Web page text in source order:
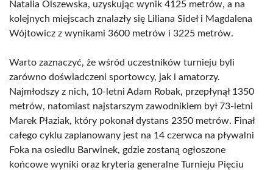
Natalia Olszewska, uzyskując wynik 4125 metrów, a na
kolejnych miejscach znalazły się Liliana Sideł i Magdalena
Wójtowicz z wynikami 3600 metrów i 3225 metrów.
Warto zaznaczyć, że wśród uczestników turnieju byli
zarówno doświadczeni sportowcy, jak i amatorzy.
Najmłodszy z nich, 10-letni Adam Robak, przepłynął 1350
metrów, natomiast najstarszym zawodnikiem był 73-letni
Marek Płaziak, który pokonał dystans 2350 metrów. Finał
całego cyklu zaplanowany jest na 14 czerwca na pływalni
Foka na osiedlu Barwinek, gdzie zostaną ogłoszone
końcowe wyniki oraz kryteria generalne Turnieju Pięciu